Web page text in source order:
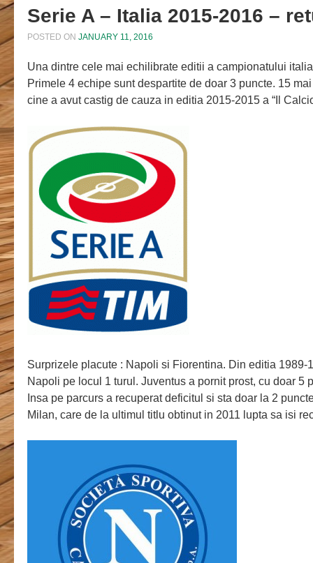
Serie A – Italia 2015-2016 –
POSTED ON JANUARY 11, 2016
Una dintre cele mai echilibrate editii a campionatului
Primele 4 echipe sunt despartite de doar 3 puncte. 15
cine a avut castig de cauza in editia 2015-2015 a “Il
Surprizele placute : Napoli si Fiorentina. Din editia 1989-
Napoli pe locul 1 turul. Juventus a pornit prost, cu doar 5
Insa pe parcurs a recuperat deficitul si sta doar la 2
Milan, care de la ultimul titlu obtinut in 2011 lupta sa isi